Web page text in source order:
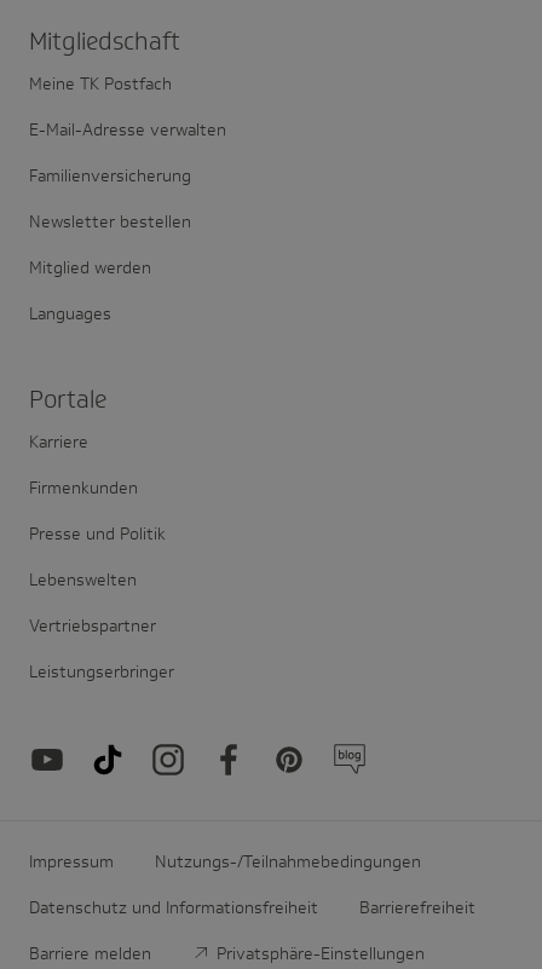
Mitglied­schaft
Meine TK Postfach
E-Mail-Adresse verwalten
Familienversicherung
Newsletter bestellen
Mitglied werden
Languages
Portale
Karriere
Firmenkunden
Presse und Politik
Lebenswelten
Vertriebspartner
Leistungserbringer
Impressum Nutzungs-/Teilnahmebedingungen
Datenschutz und Informationsfreiheit Barrierefreiheit
Barriere melden Privatsphäre-Einstellungen